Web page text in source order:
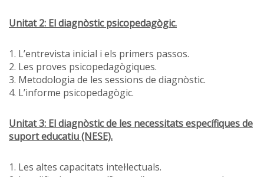
Unitat 2: El diagnòstic psicopedagògic.
1. L’entrevista inicial i els primers passos.
2. Les proves psicopedagògiques.
3. Metodologia de les sessions de diagnòstic.
4. L’informe psicopedagògic.
Unitat 3: El diagnòstic de les necessitats específiques de
suport educatiu (NESE).
1. Les altes capacitats intel·lectuals.